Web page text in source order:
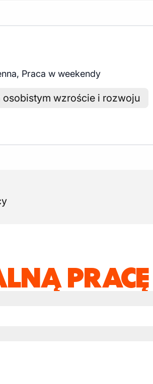
Praca w weekendy
osobistym wzroście i rozwoju
PRACĘ